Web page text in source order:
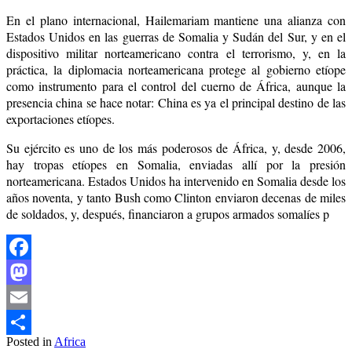
En el plano internacional, Hailemariam mantiene una alianza con
Estados Unidos en las guerras de Somalia y Sudán del Sur, y en el
dispositivo militar norteamericano contra el terrorismo, y, en la
práctica, la diplomacia norteamericana protege al gobierno etíope
como instrumento para el control del cuerno de África, aunque la
presencia china se hace notar: China es ya el principal destino de las
exportaciones etíopes.
Su ejército es uno de los más poderosos de África, y, desde 2006,
hay tropas etíopes en Somalia, enviadas allí por la presión
norteamericana. Estados Unidos ha intervenido en Somalia desde los
años noventa, y tanto Bush como Clinton enviaron decenas de miles
de soldados, y, después, financiaron a grupos armados somalíes p
Facebook
Mastodon
Email
Compartir
Posted in Africa